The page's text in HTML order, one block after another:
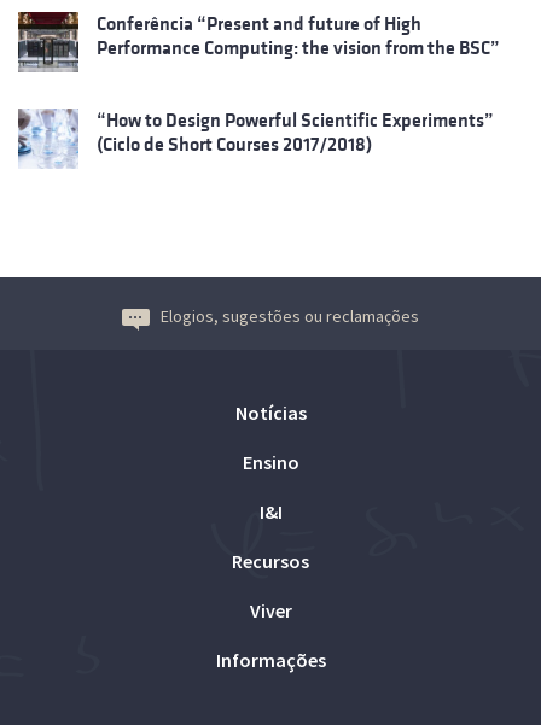
Conferência “Present and future of High
Performance Computing: the vision from the BSC”
“How to Design Powerful Scientific Experiments”
(Ciclo de Short Courses 2017/2018)
Elogios, sugestões ou reclamações
Notícias
Ensino
I&I
Recursos
Viver
Informações